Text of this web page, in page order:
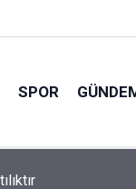
SPOR
Zamlı